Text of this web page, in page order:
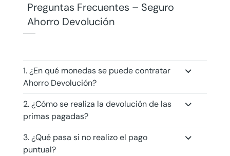
Preguntas Frecuentes – Seguro
Ahorro Devolución
1. ¿En qué monedas se puede contratar
Ahorro Devolución?
2. ¿Cómo se realiza la devolución de las
primas pagadas?
3. ¿Qué pasa si no realizo el pago
puntual?